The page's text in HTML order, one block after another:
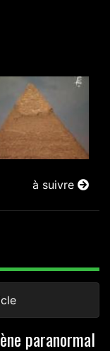
à suivre
paranormal